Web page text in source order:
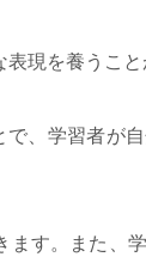
現を養うこと
、学習者が
す。また、